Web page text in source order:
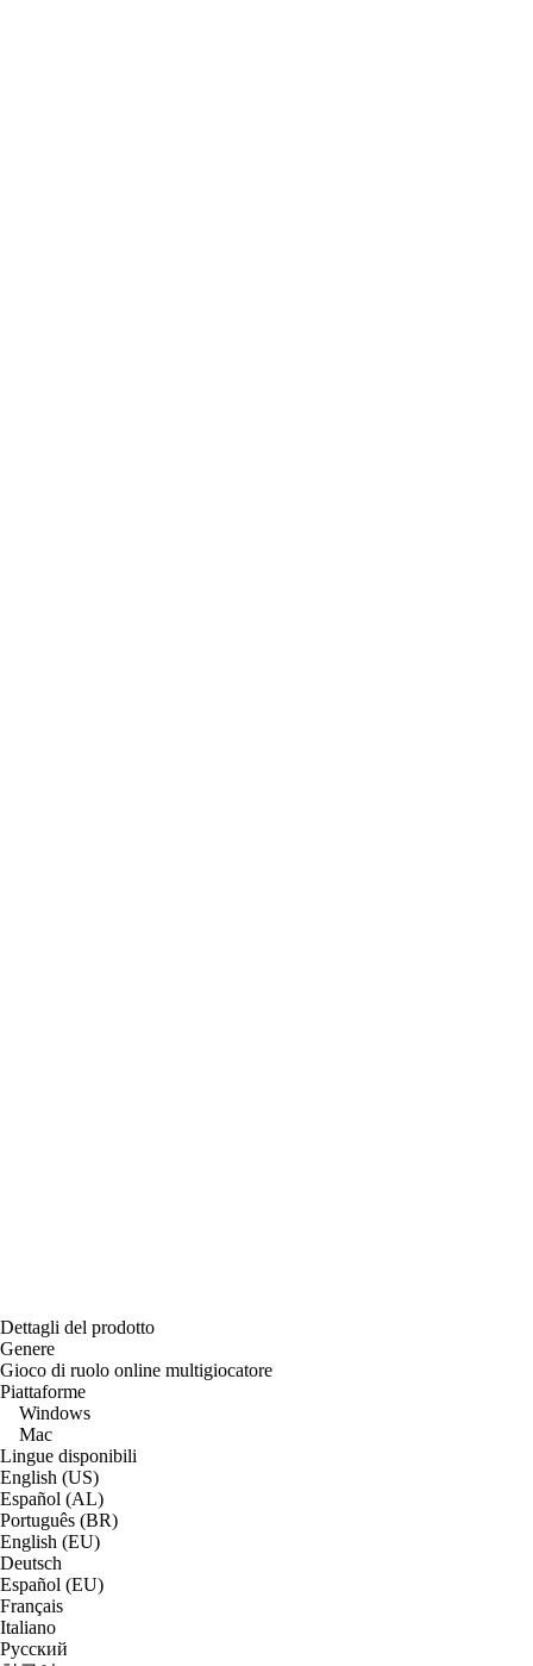
Dettagli del prodotto
Genere
Gioco di ruolo online multigiocatore
Piattaforme
Windows
Mac
Lingue disponibili
English (US)
Español (AL)
Português (BR)
English (EU)
Deutsch
Español (EU)
Français
Italiano
Русский